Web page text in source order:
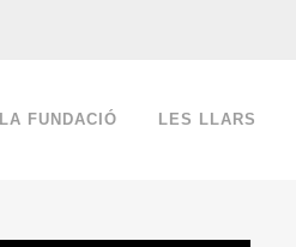
LA FUNDACIÓ LES LLARS